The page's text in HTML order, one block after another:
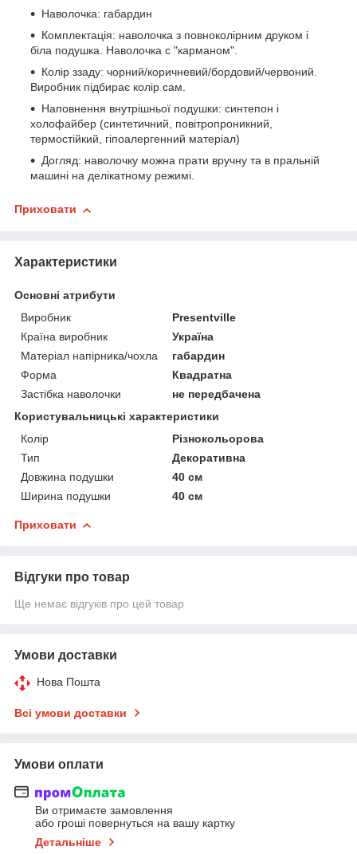
Наволочка: габардин
Комплектація: наволочка з повноколірним друком і
біла подушка. Наволочка с "карманом".
Колір ззаду: чорний/коричневий/бордовий/червоний.
Виробник підбирає колір сам.
Наповнення внутрішньої подушки: синтепон і
холофайбер (синтетичний, повітропроникний,
термостійкий, гіпоалергенний матеріал)
Догляд: наволочку можна прати вручну та в пральній
машині на делікатному режимі.
Приховати
Характеристики
Основні атрибути
Виробник
Presentville
Країна виробник
Україна
Матеріал напірника/чохла
габардин
Форма
Квадратна
Застібка наволочки
не передбачена
Користувальницькі характеристики
Колір
Різнокольорова
Тип
Декоративна
Довжина подушки
40 см
Ширина подушки
40 см
Приховати
Відгуки про товар
Ще немає відгуків про цей товар
Умови доставки
Нова Пошта
Всі умови доставки
Умови оплати
Ви отримаєте замовлення
або гроші повернуться на вашу картку
Детальніше